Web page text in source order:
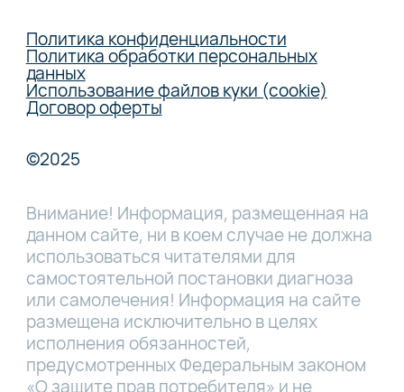
Политика конфиденциальности
Политика обработки персональных
данных
Использование файлов куки (cookie)
Договор оферты
©2025
Внимание! Информация, размещенная на
данном сайте, ни в коем случае не должна
использоваться читателями для
самостоятельной постановки диагноза
или самолечения! Информация на сайте
размещена исключительно в целях
исполнения обязанностей,
предусмотренных Федеральным законом
«О защите прав потребителя» и не